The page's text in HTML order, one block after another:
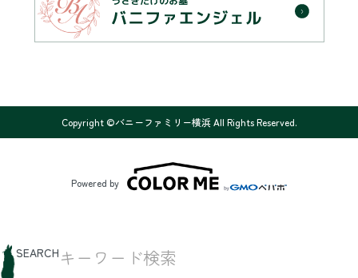
Copyright ©バニーファミリー横浜 All Rights Reserved.
Powered by
SEARCH キーワード検索